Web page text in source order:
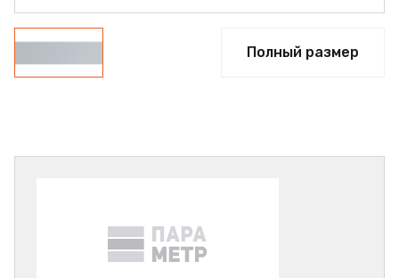
Полный размер